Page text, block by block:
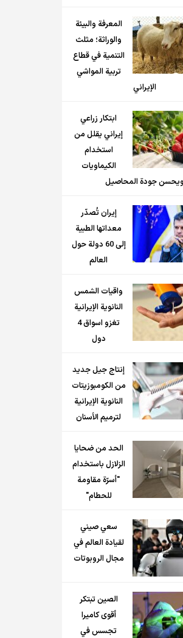
المعرفة والبيئة
والوراثة؛ مثلث
التنمية في قطاع
تربية المواشي
الإيراني
ابتكار زراعي
إيراني يقلل من
استخدام
الكيماويات
ويحسن جودة المحاصيل
إيران تُصدّر
معداتها الطبية
إلى 60 دولة حول
العالم
واقيات الشمس
النانوية الإيرانية
تغزو اسواق 4
دول
إنتاج جيل جديد
من الكومبوزيتات
النانوية الإيرانية
لترميم الأسنان
الحد من ضحايا
الزلازل باستخدام
"أسرّة مقاومة
للحطام"
سعي صيني
لقيادة العالم في
مجال الروبوتات
الصين تبتكر
أقوى كاميرا
تجسس في